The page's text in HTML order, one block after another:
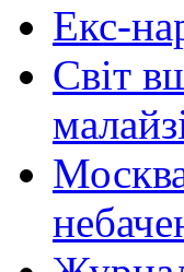
Екс-
Світ